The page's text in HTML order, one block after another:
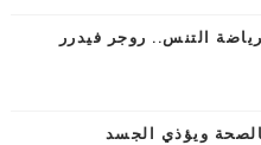
التنس.. روجر فيدرر
ويؤذي الجسد